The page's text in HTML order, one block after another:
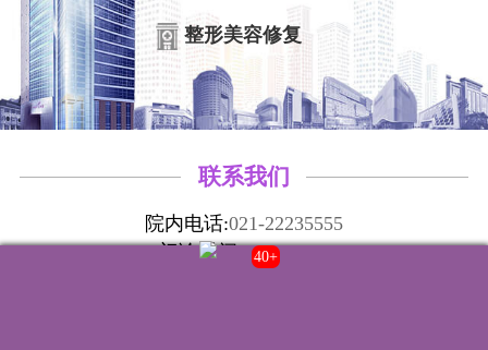
整形美容修复
联系我们
院内电话:021-22235555
门诊时间:8:00-20:00
43+